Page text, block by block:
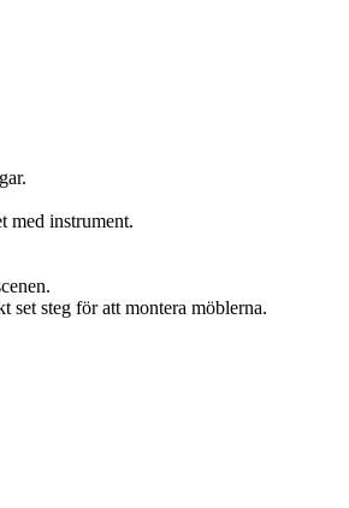
med instrument.
steg för att montera möblerna.